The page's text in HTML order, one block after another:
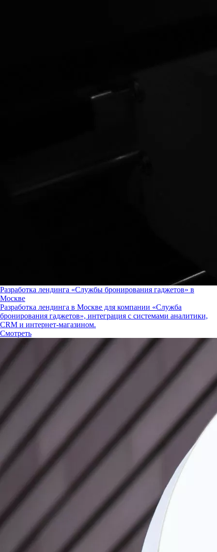
Разработка лендинга «Службы бронирования гаджетов» в
Москве
Разработка лендинга в Москве для компании «Служба
бронирования гаджетов», интеграция с системами аналитики,
CRM и интернет-магазином.
Смотреть